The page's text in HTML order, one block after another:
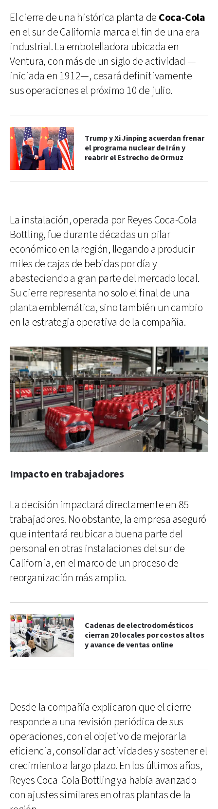
El cierre de una histórica planta de Coca-Cola
en el sur de California marca el fin de una era
industrial. La embotelladora ubicada en
Ventura, con más de un siglo de actividad —
iniciada en 1912—, cesará definitivamente
sus operaciones el próximo 10 de julio.
Trump y Xi Jinping acuerdan frenar
el programa nuclear de Irán y
reabrir el Estrecho de Ormuz
La instalación, operada por Reyes Coca-Cola
Bottling, fue durante décadas un pilar
económico en la región, llegando a producir
miles de cajas de bebidas por día y
abasteciendo a gran parte del mercado local.
Su cierre representa no solo el final de una
planta emblemática, sino también un cambio
en la estrategia operativa de la compañía.
Impacto en trabajadores
La decisión impactará directamente en 85
trabajadores. No obstante, la empresa aseguró
que intentará reubicar a buena parte del
personal en otras instalaciones del sur de
California, en el marco de un proceso de
reorganización más amplio.
Cadenas de electrodomésticos
cierran 20 locales por costos altos
y avance de ventas online
Desde la compañía explicaron que el cierre
responde a una revisión periódica de sus
operaciones, con el objetivo de mejorar la
eficiencia, consolidar actividades y sostener el
crecimiento a largo plazo. En los últimos años,
Reyes Coca-Cola Bottling ya había avanzado
con ajustes similares en otras plantas de la